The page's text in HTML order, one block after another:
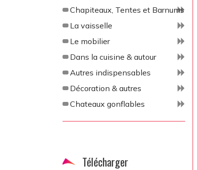
Chapiteaux, Tentes et Barnums
La vaisselle
Le mobilier
Dans la cuisine & autour
Autres indispensables
Décoration & autres
Chateaux gonflables
Télécharger